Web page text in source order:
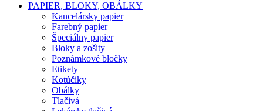
PAPIER, BLOKY, OBÁLKY
Kancelársky papier
Farebný papier
Špeciálny papier
Bloky a zošity
Poznámkové bločky
Etikety
Kotúčiky
Obálky
Tlačivá